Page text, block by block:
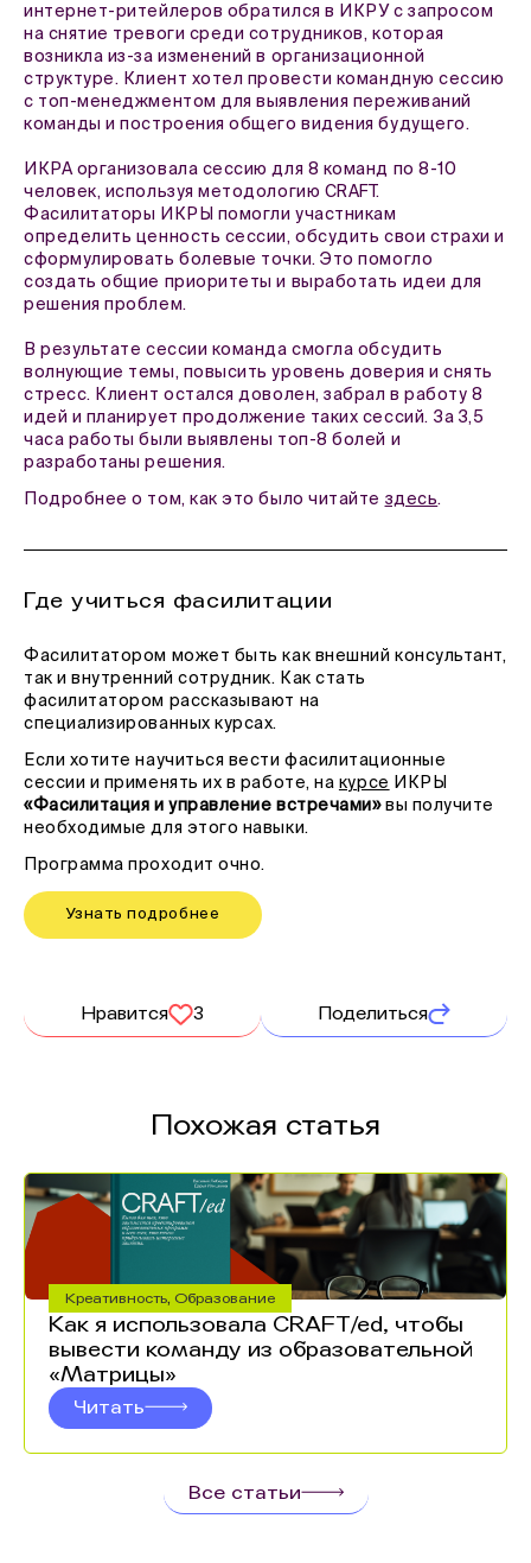
интернет-ритейлеров обратился в ИКРУ с запросом
на снятие тревоги среди сотрудников, которая
возникла из-за изменений в организационной
структуре. Клиент хотел провести командную сессию
с топ-менеджментом для выявления переживаний
команды и построения общего видения будущего.
ИКРА организовала сессию для 8 команд по 8-10
человек, используя методологию CRAFT.
Фасилитаторы ИКРЫ помогли участникам
определить ценность сессии, обсудить свои страхи и
сформулировать болевые точки. Это помогло
создать общие приоритеты и выработать идеи для
решения проблем.
В результате сессии команда смогла обсудить
волнующие темы, повысить уровень доверия и снять
стресс. Клиент остался доволен, забрал в работу 8
идей и планирует продолжение таких сессий. За 3,5
часа работы были выявлены топ-8 болей и
разработаны решения.
Подробнее о том, как это было читайте здесь.
Где учиться фасилитации
Фасилитатором может быть как внешний консультант,
так и внутренний сотрудник. Как стать
фасилитатором рассказывают на
специализированных курсах.
Если хотите научиться вести фасилитационные
сессии и применять их в работе, на курсе ИКРЫ
«Фасилитация и управление встречами»вы получите
необходимые для этого навыки.
Программа проходит очно.
Узнать подробнее
Нравится 3 Поделиться
Похожая статья
Креативность, Образование
Как я использовала CRAFT/ed, чтобы
вывести команду из образовательной
«Матрицы»
Читать
Все статьи